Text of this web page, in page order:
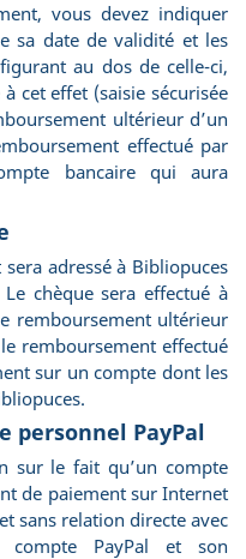
vous devez indiquer
sa date de validité et les
au dos de celle-ci,
cet effet (saisie sécurisée
ultérieur d’un
effectué par
bancaire qui aura
adressé à Bibliopuces
chèque sera effectué à
remboursement ultérieur
remboursement effectué
sur un compte dont les
personnel PayPal
sur le fait qu’un compte
de paiement sur Internet
sans relation directe avec
compte PayPal et son